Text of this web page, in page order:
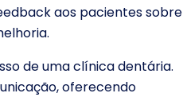
aos pacientes sobre
de uma clínica dentária.
oferecendo